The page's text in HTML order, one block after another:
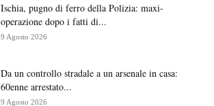
Ischia, pugno di ferro della Polizia: maxi-
operazione dopo i fatti di...
9 Agosto 2026
Da un controllo stradale a un arsenale in casa:
60enne arrestato...
9 Agosto 2026